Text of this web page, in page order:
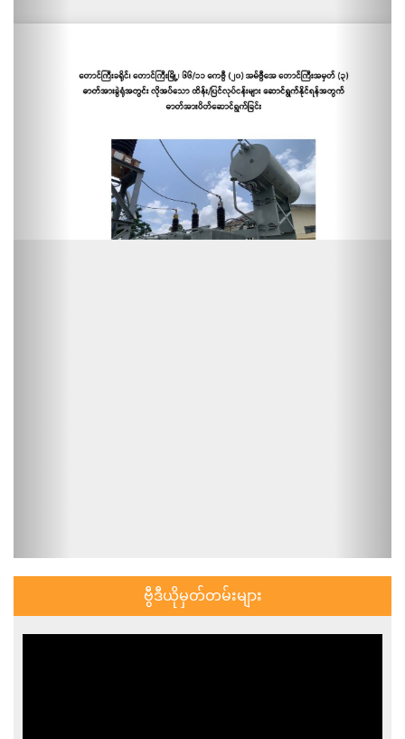
ဗွီဒီယိုမှတ်တမ်းများ